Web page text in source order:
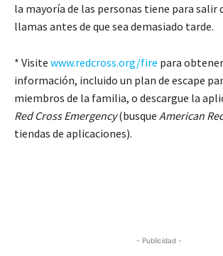
la mayoría de las personas tiene para salir
llamas antes de que sea demasiado tarde.
* Visite www.redcross.org/fire para
información, incluido un plan de escape
miembros de la familia, o descargue la
Red Cross Emergency(busque American
tiendas de aplicaciones).
- Publicidad -